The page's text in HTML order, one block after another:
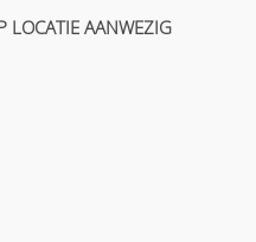
LOCATIE AANWEZIG